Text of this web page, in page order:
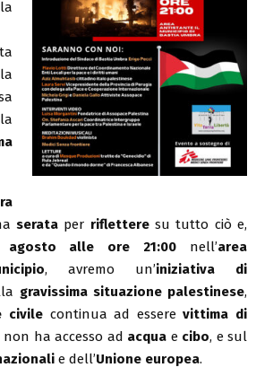
serata per rifletteresu tutto ciò e,
agosto alle ore 21:00 nell’area
, avremo un’iniziativa di
gravissima situazione palestinese,
civilecontinua ad esserevittima di
non ha accesso ad acqua e cibo, e sul
e dell’Unione europea.